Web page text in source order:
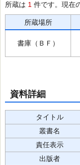
所蔵は 1 件です。現在
所蔵場所
書庫（ＢＦ）
資料詳細
タイトル
叢書名
責任表示
出版者